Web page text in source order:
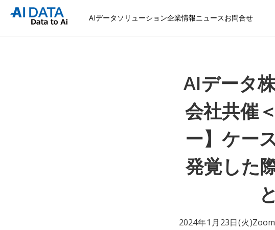
AIデータソリューション企業情報ニュースお問合せ
AIデータ
会社共催
ー】ケー
発覚した
2024年1月23日(火